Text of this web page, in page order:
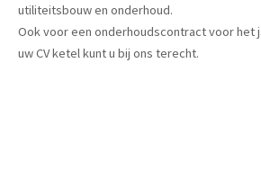
utiliteitsbouw en onderhoud.
Ook voor een onderhoudscontract voor het
uw CV ketel kunt u bij ons terecht.